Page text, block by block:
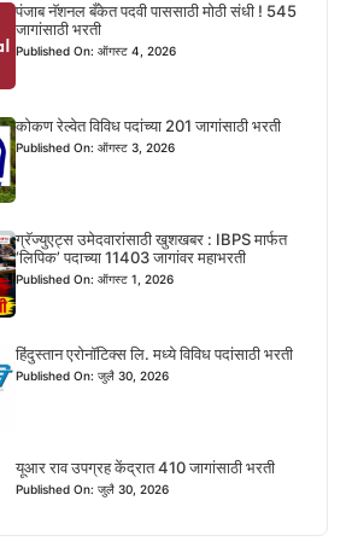
पंजाब नॅशनल बँकेत पदवी पाससाठी मोठी संधी ! 545
जागांसाठी भरती
Published On: ऑगस्ट 4, 2026
कोकण रेल्वेत विविध पदांच्या 201 जागांसाठी भरती
Published On: ऑगस्ट 3, 2026
ग्रॅज्युएट्स उमेदवारांसाठी खुशखबर : IBPS मार्फत
‘लिपिक’ पदाच्या 11403 जागांवर महाभरती
Published On: ऑगस्ट 1, 2026
हिंदुस्तान एरोनॉटिक्स लि. मध्ये विविध पदांसाठी भरती
Published On: जुलै 30, 2026
यूआर राव उपग्रह केंद्रात 410 जागांसाठी भरती
Published On: जुलै 30, 2026